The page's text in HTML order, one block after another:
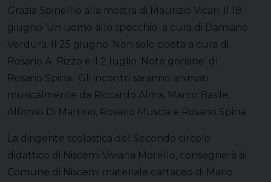
Grazia Spinelllo alla mostra di Maurizio Vicari. Il 18
giugno ‘Un uomo allo specchio a cura di Damiano
Verdura. Il 25 giugno ‘Non solo poeta a cura di
Rosario A. Rizzo e il 2 luglio ‘Note goriane’ dl
Rosario Spina. Gli incontri saranno animati
musicalmente da Riccardo Alma, Marco Basile,
Alfonso Di Martino, Rosario Muscia e Rosario Spina.
La dirigente scolastica del Secondo circolo
didattico di Niscemi Viviana Morello, consegnerà al
Comune di Niscemi materiale cartaceo di Mario